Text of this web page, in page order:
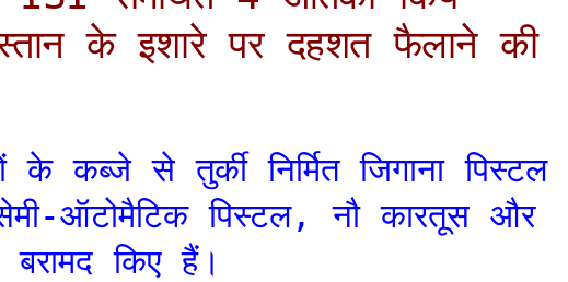
के इशारे पर दहशत फैलाने की
के कब्जे से तुर्की निर्मित जिगाना पिस्टल
ऑटोमैटिक पिस्टल, नौ कारतूस और
बरामद किए हैं।